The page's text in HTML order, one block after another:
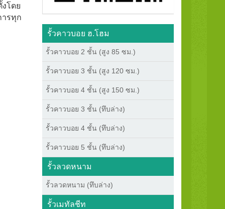
งโดย
ารทุก
รั้วคาวบอย ฮ.โฮม
รั้วคาวบอย 2 ชั้น (สูง 85 ซม.)
รั้วคาวบอย 3 ชั้น (สูง 120 ซม.)
รั้วคาวบอย 4 ชั้น (สูง 150 ซม.)
รั้วคาวบอย 3 ชั้น (ทึบล่าง)
รั้วคาวบอย 4 ชั้น (ทึบล่าง)
รั้วคาวบอย 5 ชั้น (ทึบล่าง)
รั้วลวดหนาม
รั้วลวดหนาม (ทึบล่าง)
รั้วเมทัลชีท